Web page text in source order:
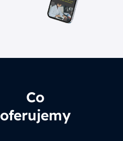
Co
oferujemy